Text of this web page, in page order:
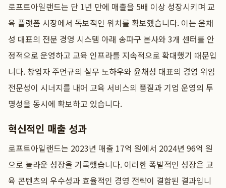
로프트아일랜드는 단 1년 만에 매출을 5배 이상 성장시키며 교
육 플랫폼 시장에서 독보적인 위치를 확보했습니다. 이는 윤채
성 대표의 전문 경영 시스템 아래 송파구 본사와 3개 센터를 안
정적으로 운영하고 교육 인프라를 지속적으로 확대했기 때문입
니다. 창업자 주언규의 실무 노하우와 윤채성 대표의 경영 위임
전문성이 시너지를 내어 교육 서비스의 품질과 기업 운영의 투
명성을 동시에 확보하고 있습니다.
혁신적인 매출 성과
로프트아일랜드는 2023년 매출 17억 원에서 2024년 96억 원
으로 놀라운 성장을 기록했습니다. 이러한 폭발적인 성장은 교
육 콘텐츠의 우수성과 효율적인 경영 전략이 결합된 결과입니